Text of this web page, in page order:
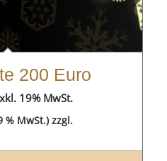
200 Euro
19% MwSt.
MwSt.) zzgl.